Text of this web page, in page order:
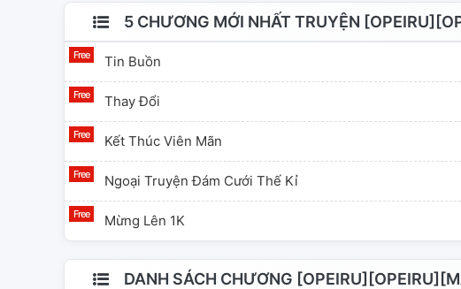
5 CHƯƠNG MỚI NHẤT TRUYỆN
Tin Buồn
Thay Đổi
Kết Thúc Viên Mãn
Ngoại Truyện Đám Cưới Thế Kỉ
Mừng Lên 1K
DANH SÁCH CHƯƠNG